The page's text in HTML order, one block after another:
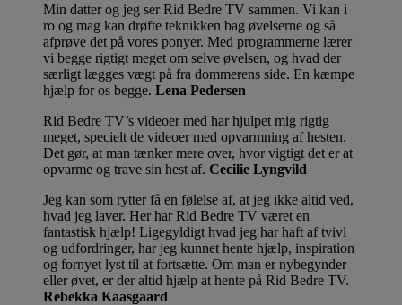
Min datter og jeg ser Rid Bedre TV sammen. Vi kan i
ro og mag kan drøfte teknikken bag øvelserne og så
afprøve det på vores ponyer. Med programmerne lærer
vi begge rigtigt meget om selve øvelsen, og hvad der
særligt lægges vægt på fra dommerens side. En kæmpe
hjælp for os begge. Lena Pedersen
Rid Bedre TV’s videoer med har hjulpet mig rigtig
meget, specielt de videoer med opvarmning af hesten.
Det gør, at man tænker mere over, hvor vigtigt det er at
opvarme og trave sin hest af. Cecilie Lyngvild
Jeg kan som rytter få en følelse af, at jeg ikke altid ved,
hvad jeg laver. Her har Rid Bedre TV været en
fantastisk hjælp! Ligegyldigt hvad jeg har haft af tvivl
og udfordringer, har jeg kunnet hente hjælp, inspiration
og fornyet lyst til at fortsætte. Om man er nybegynder
eller øvet, er der altid hjælp at hente på Rid Bedre TV.
Rebekka Kaasgaard